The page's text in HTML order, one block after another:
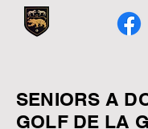
SENIORS A
GOLF DE LA